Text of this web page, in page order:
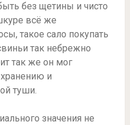
без щетины и чисто
всё же
такое сало покупать
так небрежно
так же он мог
хранению и
туши.
значения не